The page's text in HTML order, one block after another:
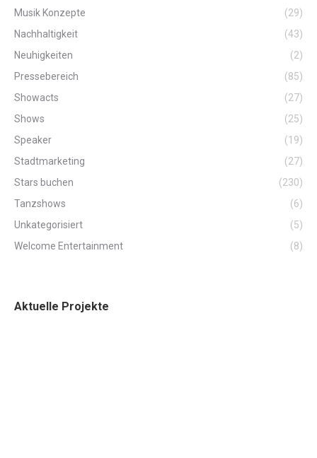
Musik Konzepte
(29)
Nachhaltigkeit
(43)
Neuhigkeiten
(2)
Pressebereich
(85)
Showacts
(27)
Shows
(25)
Speaker
(19)
Stadtmarketing
(27)
Stars buchen
(230)
Tanzshows
(6)
Unkategorisiert
(5)
Welcome Entertainment
(8)
Aktuelle Projekte